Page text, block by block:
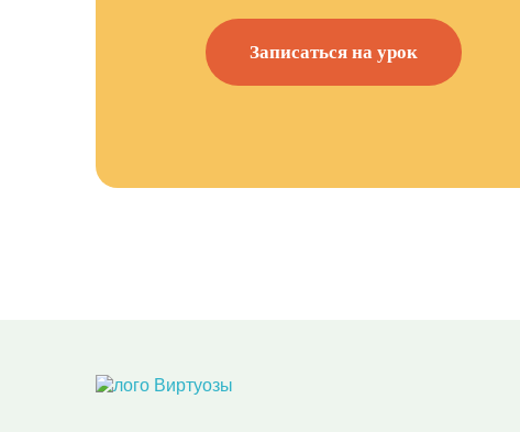
Записаться на урок